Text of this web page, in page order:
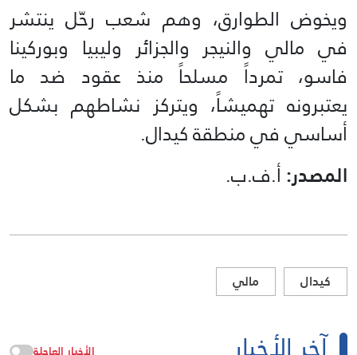
ويخوض الطوارق، وهم شعب رحّل ينتشر
في مالي والنيجر والجزائر وليبيا وبوركينا
فاسو، تمرداً مسلحاً منذ عقود ضد ما
يعتبرونه تهميشاً، ويتركز نشاطهم بشكل
أساسي في منطقة كيدال.
المصدر:أ.ف.ب.
كيدال مالي
الأخبار العاجلة